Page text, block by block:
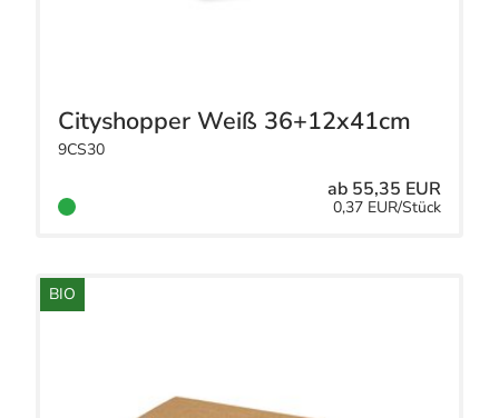
Cityshopper Weiß 36+12x41cm
9CS30
ab 55,35 EUR
0,37 EUR/Stück
BIO